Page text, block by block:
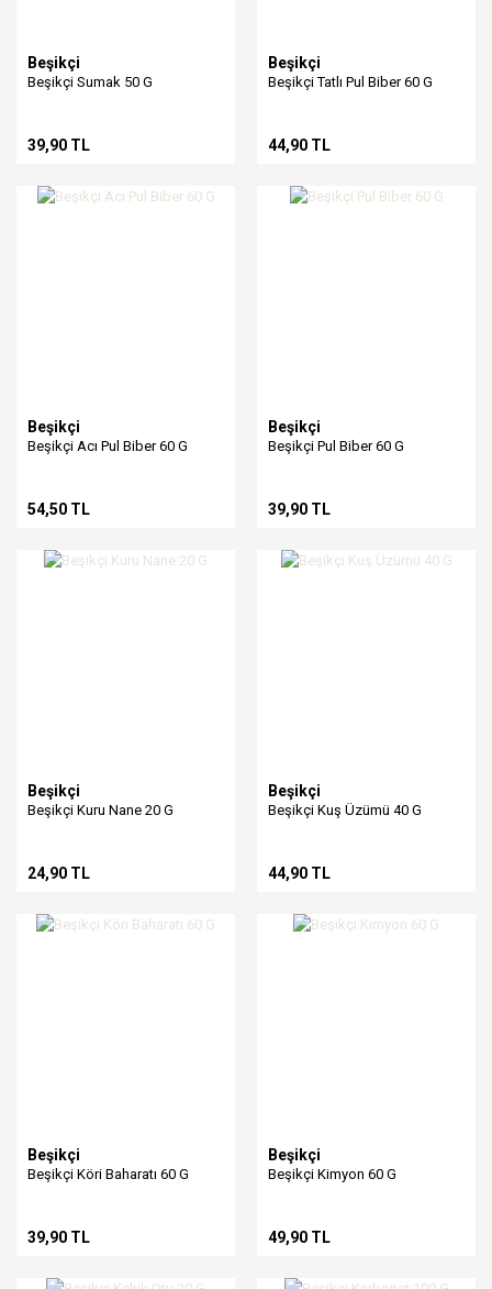
Beşikçi
Beşikçi Sumak 50 G
39,90 TL
Beşikçi
Beşikçi Tatlı Pul Biber 60 G
44,90 TL
Beşikçi
Beşikçi Acı Pul Biber 60 G
54,50 TL
Beşikçi
Beşikçi Pul Biber 60 G
39,90 TL
Beşikçi
Beşikçi Kuru Nane 20 G
24,90 TL
Beşikçi
Beşikçi Kuş Üzümü 40 G
44,90 TL
Beşikçi
Beşikçi Köri Baharatı 60 G
39,90 TL
Beşikçi
Beşikçi Kimyon 60 G
49,90 TL